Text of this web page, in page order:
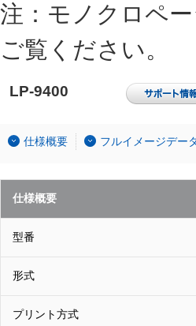
注：モノクロペ
ご覧ください。
LP-9400
仕様概要 フルイメージデー
仕様概要
型番
形式
プリント方式